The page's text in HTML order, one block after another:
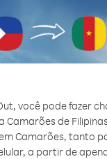
você pode fazer
Camarões de
Camarões, tanto
a partir de